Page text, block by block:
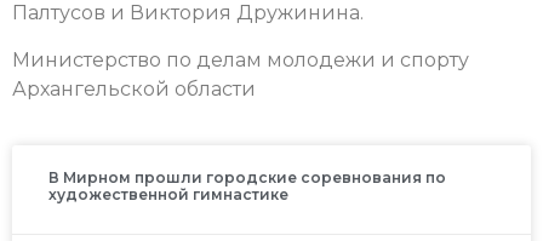
Палтусов и Виктория Дружинина.
Министерство по делам молодежи и спорту
Архангельской области
В Мирном прошли городские соревнования по
художественной гимнастике